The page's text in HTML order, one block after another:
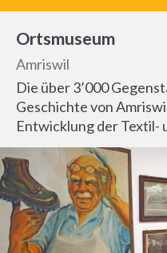
Ortsmuseum
Amriswil
Die über 3’000
Geschichte von
Entwicklung der Textil-